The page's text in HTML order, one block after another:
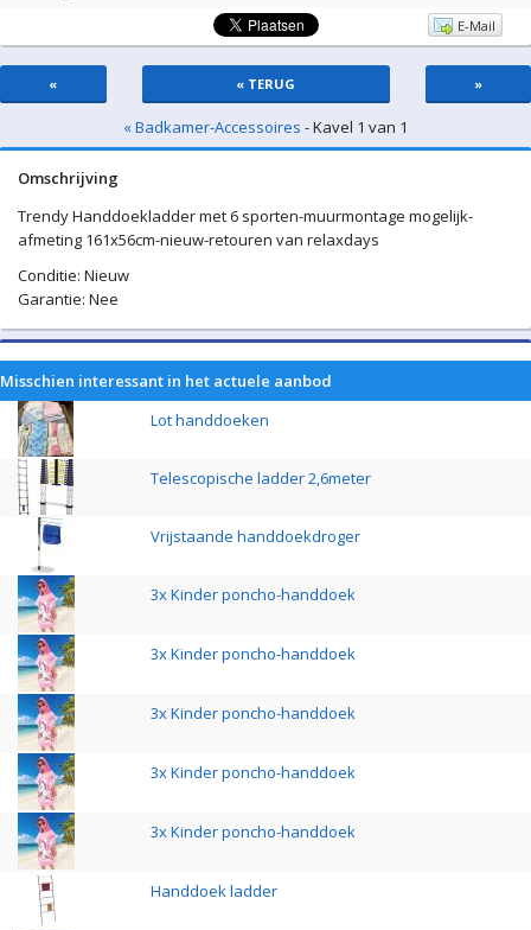
E-Mail
« « TERUG »
« Badkamer-Accessoires - Kavel 1 van 1
Omschrijving
Trendy Handdoekladder met 6 sporten-muurmontage mogelijk-
afmeting 161x56cm-nieuw-retouren van relaxdays
Conditie: Nieuw
Garantie: Nee
Misschien interessant in het actuele aanbod
Lot handdoeken
Telescopische ladder 2,6meter
Vrijstaande handdoekdroger
3x Kinder poncho-handdoek
3x Kinder poncho-handdoek
3x Kinder poncho-handdoek
3x Kinder poncho-handdoek
3x Kinder poncho-handdoek
Handdoek ladder